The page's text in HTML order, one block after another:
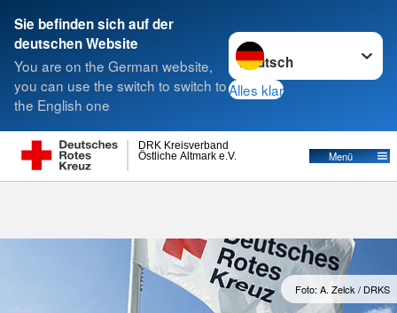
Sie befinden sich auf der
deutschen Website
You are on the German website,
you can use the switch to switch to
the English one
Sprache wechseln zu
Alles klar
Östliche Altmark e.V.
DRK Kreisverband
Menü
Suche
Kreisverbände
Foto: A. Zelck / DRKS